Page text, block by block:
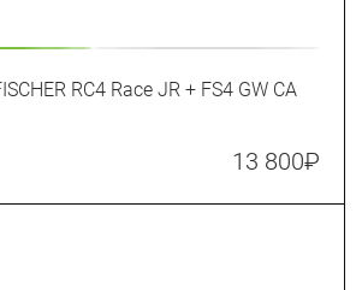
RC4 Race JR + FS4 GW CA
13 800₽